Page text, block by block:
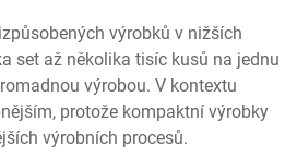
výrobků v nižších
set až několika tisíc kusů na jednu
výrobou. V kontextu
protože kompaktní výrobky
výrobních procesů.